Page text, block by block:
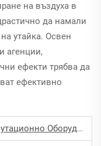
на въздуха в
да намали
утайка. Освен
агенции,
ефекти трябва да
ефективно
На Електрическата Система